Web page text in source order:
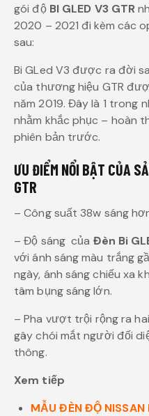
gói độ BI GLED V3 GTR
2020 – 2021 đi kèm các
sau:
Bi GLed V3 được ra đời
của thương hiệu GTR
năm 2019. Đây là 1 trong
nhằm khắc phục – hoàn
phiên bản trước.
ƯU ĐIỂM NỔI BẬT CỦA
GTR
– Công suất 38w sáng
– Độ sáng của Đèn Bi
với ánh sáng màu trắng
ngày, ánh sáng chiếu xa
tâm bụng sáng lớn.
– Pha vượt trội rộng ra
gây chói mắt người đối
thông.
Xem tiếp
MẪU ĐÈN ĐỘ